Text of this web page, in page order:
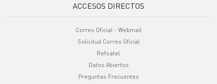
ACCESOS DIRECTOS
Correo Oficial - Webmail
Solicitud Correo Oficial
Refsatel
Datos Abiertos
Preguntas Frecuentes